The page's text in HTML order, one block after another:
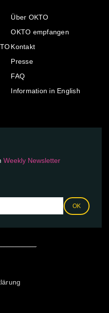
Über OKTO
OKTO empfangen
Kontakt
Presse
FAQ
Information in English
Weekly Newsletter
OK